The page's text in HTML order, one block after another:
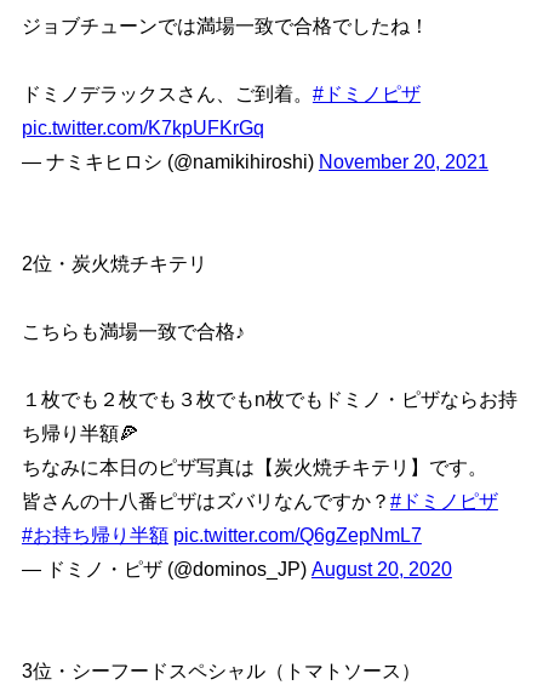
ジョブチューンでは満場一致で合格でしたね！
ドミノデラックスさん、ご到着。 #ドミノピザ
pic.twitter.com/K7kpUFKrGq
— ナミキヒロシ (@namikihiroshi) November 20, 2021
2位・炭火焼チキテリ
こちらも満場一致で合格♪
１枚でも２枚でも３枚でもn枚でもドミノ・ピザならお持
ち帰り半額🍕
ちなみに本日のピザ写真は【炭火焼チキテリ】です。
皆さんの十八番ピザはズバリなんですか？ #ドミノピザ
#お持ち帰り半額 pic.twitter.com/Q6gZepNmL7
— ドミノ・ピザ (@dominos_JP) August 20, 2020
3位・シーフードスペシャル（トマトソース）